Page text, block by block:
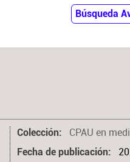
Búsqueda
Colección CPAU en
Fecha de publicación